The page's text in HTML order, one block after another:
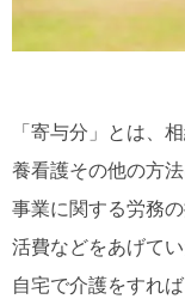
「寄与分」とは、
養看護その他の方
事業に関する労務
活費などをあげて
自宅で介護をすれ